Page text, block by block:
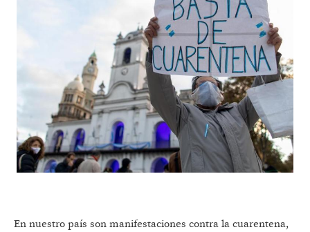
En nuestro país son manifestaciones contra la cuarentena,